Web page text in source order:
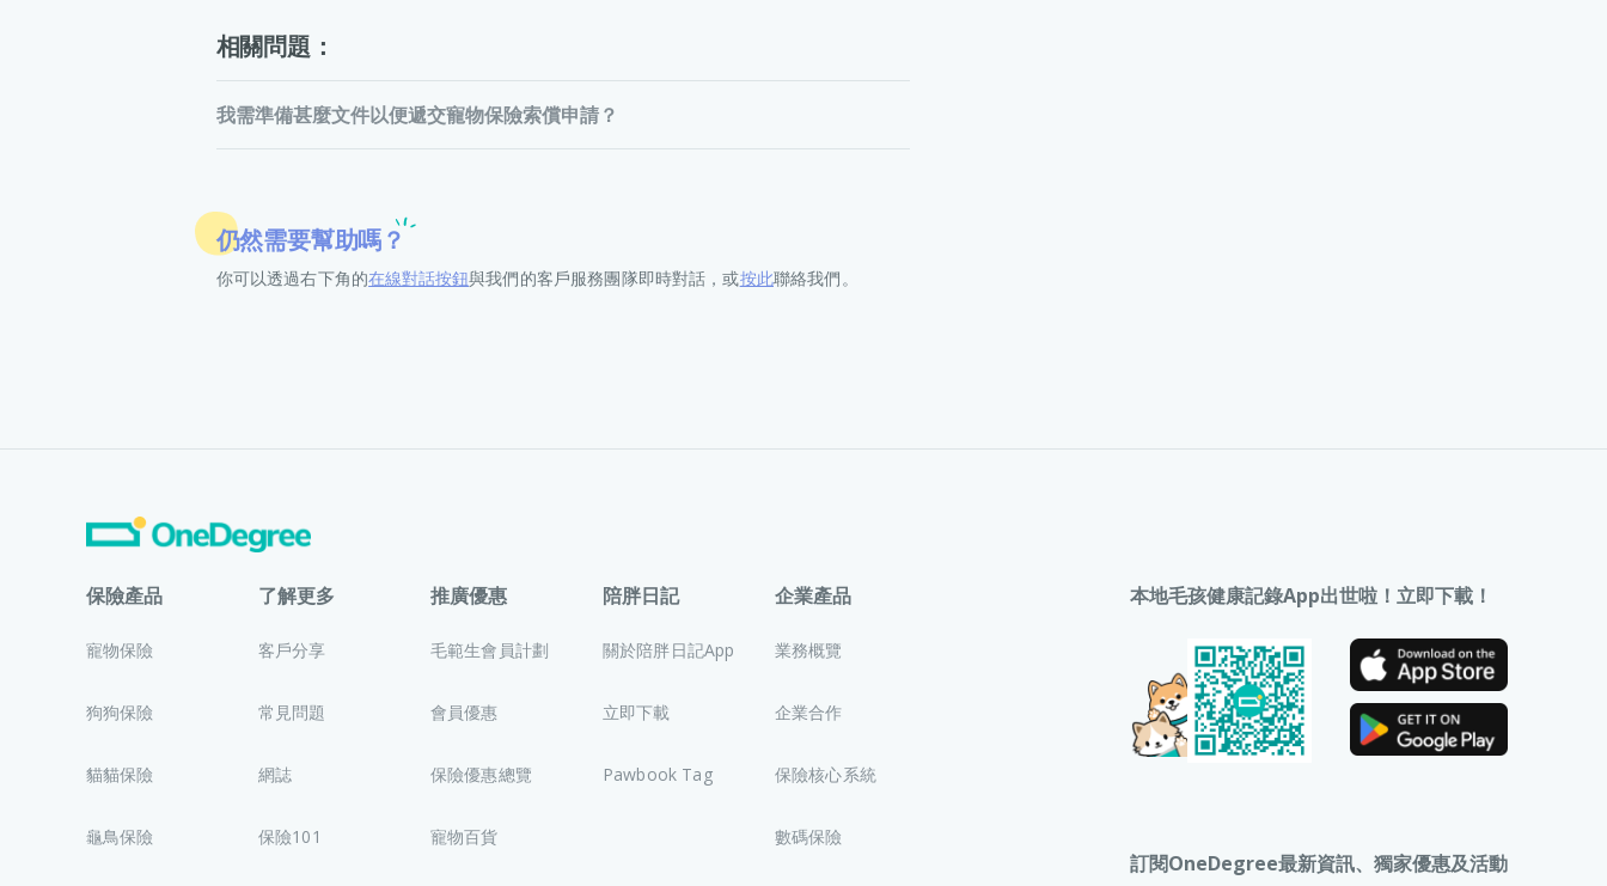
相關問題：
我需準備甚麼文件以便遞交寵物保險索償申請？
仍然需要幫助嗎？
你可以透過右下角的在線對話按鈕與我們的客戶服務團隊即時對話，或按此聯絡我們。
保險產品
寵物保險
狗狗保險
貓貓保險
龜鳥保險
了解更多
客戶分享
常見問題
網誌
保險101
推廣優惠
毛範生會員計劃
會員優惠
保險優惠總覽
寵物百貨
陪胖日記
關於陪胖日記App
立即下載
Pawbook Tag
企業產品
業務概覽
企業合作
保險核心系統
數碼保險
本地毛孩健康記錄App出世啦！立即下載！
訂閱OneDegree最新資訊、獨家優惠及活動